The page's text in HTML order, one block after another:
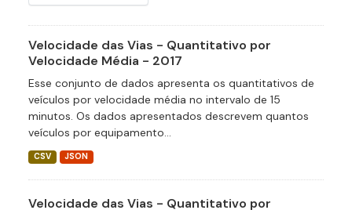
Velocidade das Vias - Quantitativo por
Velocidade Média - 2017
Esse conjunto de dados apresenta os quantitativos de
veículos por velocidade média no intervalo de 15
minutos. Os dados apresentados descrevem quantos
veículos por equipamento...
CSV JSON
Velocidade das Vias - Quantitativo por